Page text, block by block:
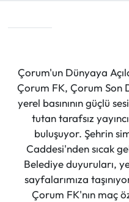
Çorum'un Dünyaya
Çorum FK, Çorum Son
yerel basınının güçlü
tutan tarafsız
buluşuyor. Şehrin
Caddesi'nden sıcak
Belediye duyuruları,
sayfalarımıza
Çorum FK'nın maç